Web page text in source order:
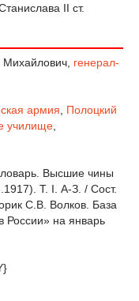
II ст.
Михайлович, генерал-
армия
Полоцкий
училище
Высшие чины
Т. I. А-З. / Сост.
С.В. Волков. База
России» на январь